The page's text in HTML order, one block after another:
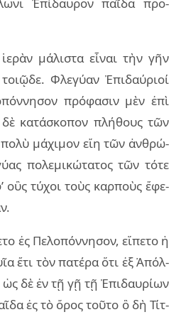
Ἐπί­δαυ­ρον παῖ­δα προ­
μά­λι­στα εἶ­ναι τὴν γῆν
Φλε­γύ­αν Ἐπι­δαύ­ριοί
πρό­φα­σιν μὲν ἐπὶ
κα­τά­σκο­πον πλή­θους τῶν
πολὺ μά­χι­μον εἴη τῶν ἀν­θρώ­
πο­λε­μι­κώ­τα­τος τῶν τότε
οὓς τύ­χοι τοὺς καρ­ποὺς ἔφε­
ἐς Πελο­πόν­νη­σον, εἵ­πε­το ἡ
ἔτι τὸν πα­τέ­ρα ὅτι ἐξ Ἀπόλ­
ὡς δὲ ἐν τῇ γῇ τῇ Ἐπι­δαυ­ρί­ων
ἐς τὸ ὄρος τοῦ­το ὃ δὴ Τίτ­